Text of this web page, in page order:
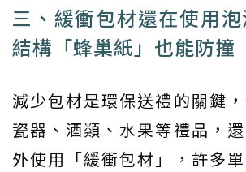
三、緩衝包材還在使用
結構「蜂巢紙」也能防撞
減少包材是環保送禮的關鍵
瓷器、酒類、水果等禮品，
外使用「緩衝包材」，許多